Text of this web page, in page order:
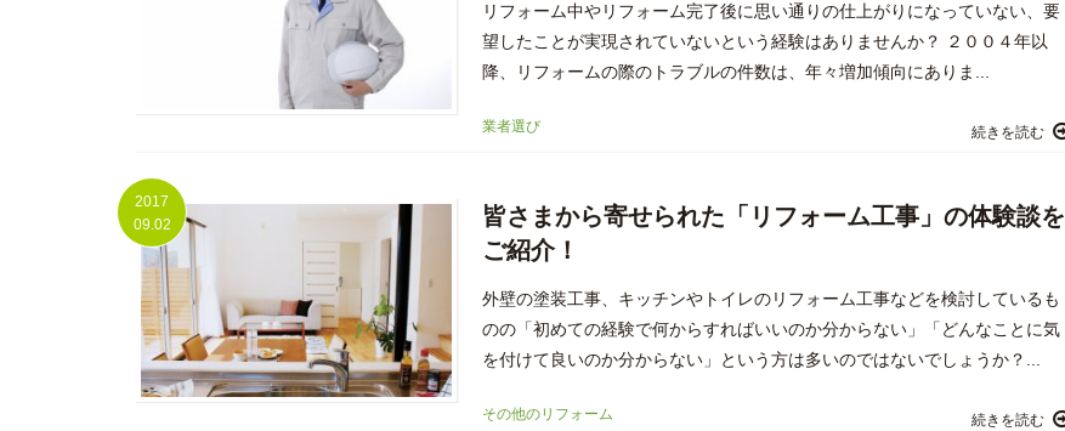
リフォーム中やリフォーム完了後に思い通りの仕上がりになっていない、要
望したことが実現されていないという経験はありませんか？ ２００４年以
降、リフォームの際のトラブルの件数は、年々増加傾向にありま...
続きを読む
業者選び
2017
09.02
皆さまから寄せられた「リフォーム工事」の体験談を
ご紹介！
外壁の塗装工事、キッチンやトイレのリフォーム工事などを検討しているも
のの「初めての経験で何からすればいいのか分からない」「どんなことに気
を付けて良いのか分からない」という方は多いのではないでしょうか？...
続きを読む
その他のリフォーム